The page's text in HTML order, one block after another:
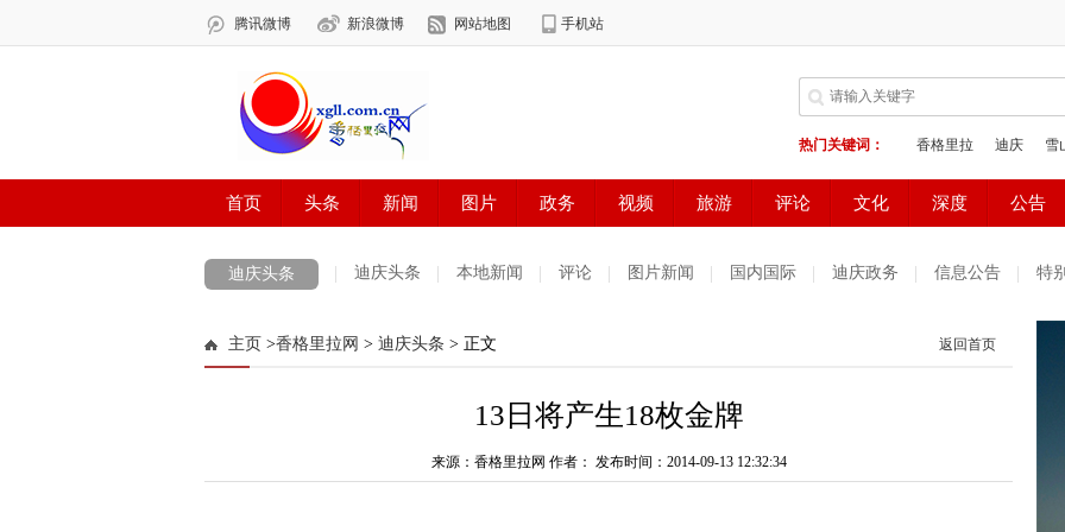
迪庆头条 迪庆头条 本地新闻 评论 图片新闻 国内国际 迪庆政务 信息公告 特
主页 >香格里拉网 > 迪庆头条 > 正文 返回首页
13日将产生18枚金牌
来源：香格里拉网 作者： 发布时间：2014-09-13 12:32:34